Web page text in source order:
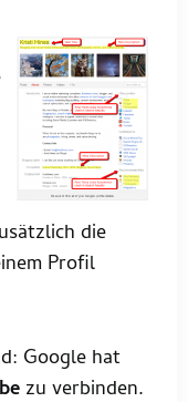
die
Profil
Google hat
zu verbinden.